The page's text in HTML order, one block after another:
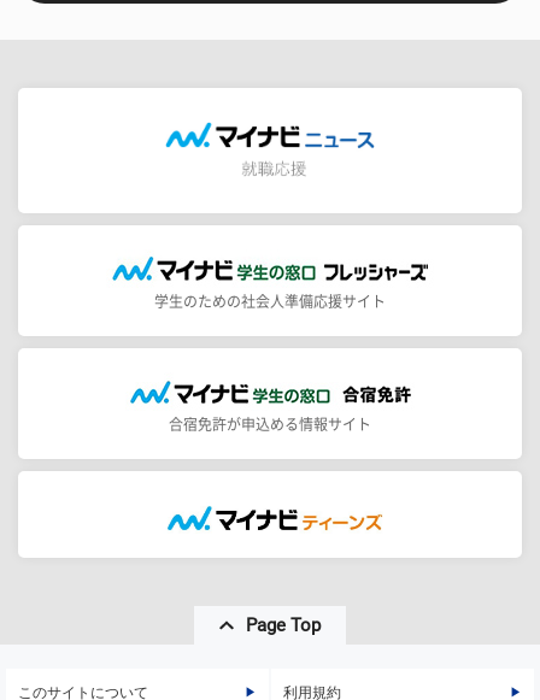
学生のための社会人準備応援サイト
合宿免許が申込める情報サイト
Page Top
このサイトについて 利用規約